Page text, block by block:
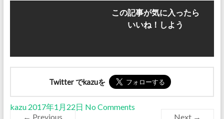
この記事が気に入ったら
いいね！しよう
Twitter でkazuを
kazu 2017年1月22日 No Comments
← Previous
Next →